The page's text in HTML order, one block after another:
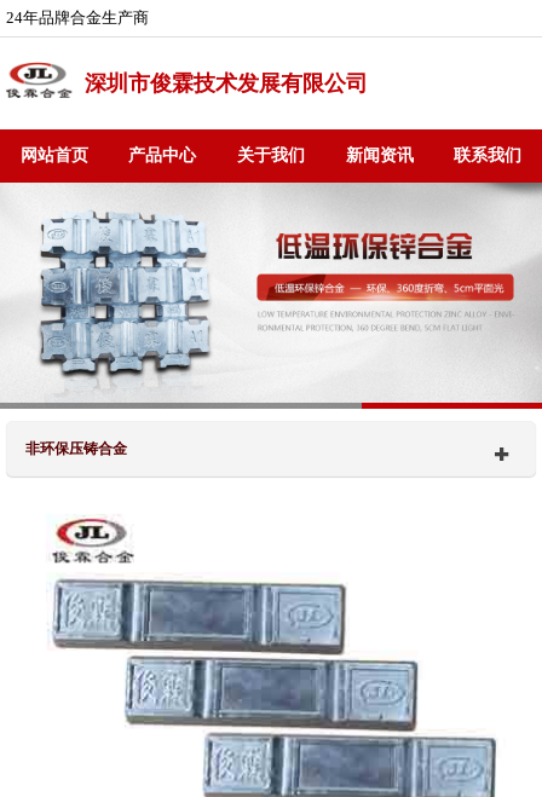
24年品牌合金生产商
深圳市俊霖技术发展有限公司
网站首页 产品中心 关于我们 新闻资讯 联系我们
非环保压铸合金